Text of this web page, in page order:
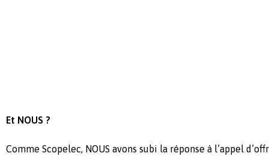
Et NOUS ?
Comme Scopelec, NOUS avons subi la réponse à l’appel